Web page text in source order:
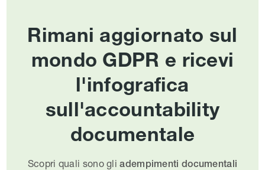
Rimani aggiornato sul
mondo GDPR e ricevi
l'infografica
sull'accountability
documentale
Scopri quali sono gliadempimenti documentali